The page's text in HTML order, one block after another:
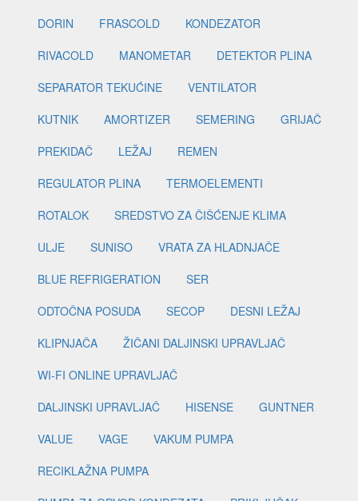
DORIN
FRASCOLD
KONDEZATOR
RIVACOLD
MANOMETAR
DETEKTOR PLINA
SEPARATOR TEKUĆINE
VENTILATOR
KUTNIK
AMORTIZER SEMERING
GRIJAČ
PREKIDAČ
LEŽAJ
REMEN
REGULATOR PLINA
TERMOELEMENTI
ROTALOK
SREDSTVO ZA ČIŠĆENJE KLIMA
ULJE
SUNISO
VRATA ZA HLADNJAČE
BLUE REFRIGERATION
SER
ODTOČNA POSUDA
SECOP
DESNI LEŽAJ
KLIPNJAČA
ŽIČANI DALJINSKI UPRAVLJAČ
WI-FI ONLINE UPRAVLJAČ
DALJINSKI UPRAVLJAČ
HISENSE
GUNTNER
VALUE
VAGE
VAKUM PUMPA
RECIKLAŽNA PUMPA